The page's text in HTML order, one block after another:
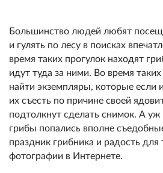
Большинство людей любят
и гулять по лесу в поисках
время таких прогулок находят
идут туда за ними. Во время
найти экземпляры, которые если
их съесть по причине своей
подтолкнут сделать снимок. А уж
грибы попались вполне
праздник грибника и радость для
фотографии в Интернете.